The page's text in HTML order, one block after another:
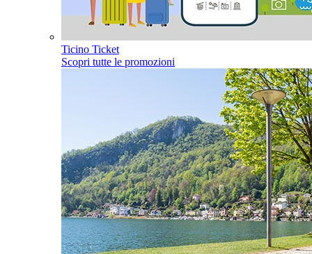
Ticino Ticket
Scopri tutte le promozioni